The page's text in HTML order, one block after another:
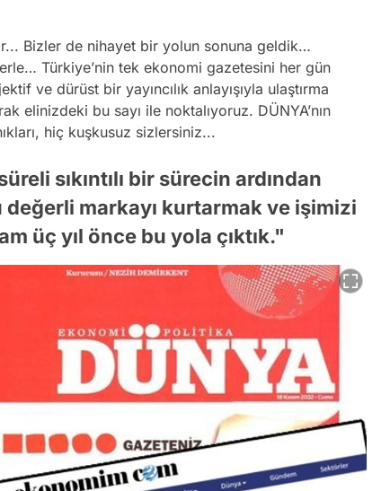
Bizler de nihayet bir yolun sonuna geldik…
Türkiye’nin tek ekonomi gazetesini her gün
ve dürüst bir yayıncılık anlayışıyla ulaştırma
elinizdeki bu sayı ile noktalıyoruz. DÜNYA’nın
hiç kuşkusuz sizlersiniz...
sıkıntılı bir sürecin ardından
markayı kurtarmak ve işimizi
üç yıl önce bu yola çıktık."